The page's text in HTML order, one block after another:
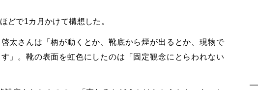
どで1カ月かけて構想した。
太さんは「柄が動くとか、靴底から煙が出るとか、現物で
」。靴の表面を虹色にしたのは「固定観念にとらわれない